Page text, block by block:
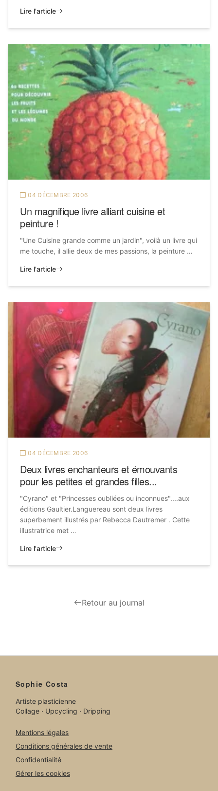
Lire l'article
04 DÉCEMBRE 2006
Un magnifique livre alliant cuisine et
peinture !
"Une Cuisine grande comme un jardin", voilà un livre qui
me touche, il allie deux de mes passions, la peinture …
Lire l'article
04 DÉCEMBRE 2006
Deux livres enchanteurs et émouvants
pour les petites et grandes filles...
"Cyrano" et "Princesses oubliées ou inconnues"....aux
éditions Gaultier.Languereau sont deux livres
superbement illustrés par Rebecca Dautremer . Cette
illustratrice met …
Lire l'article
Retour au journal
Sophie Costa
Artiste plasticienne
Collage · Upcycling · Dripping
Mentions légales
Conditions générales de vente
Confidentialité
Gérer les cookies